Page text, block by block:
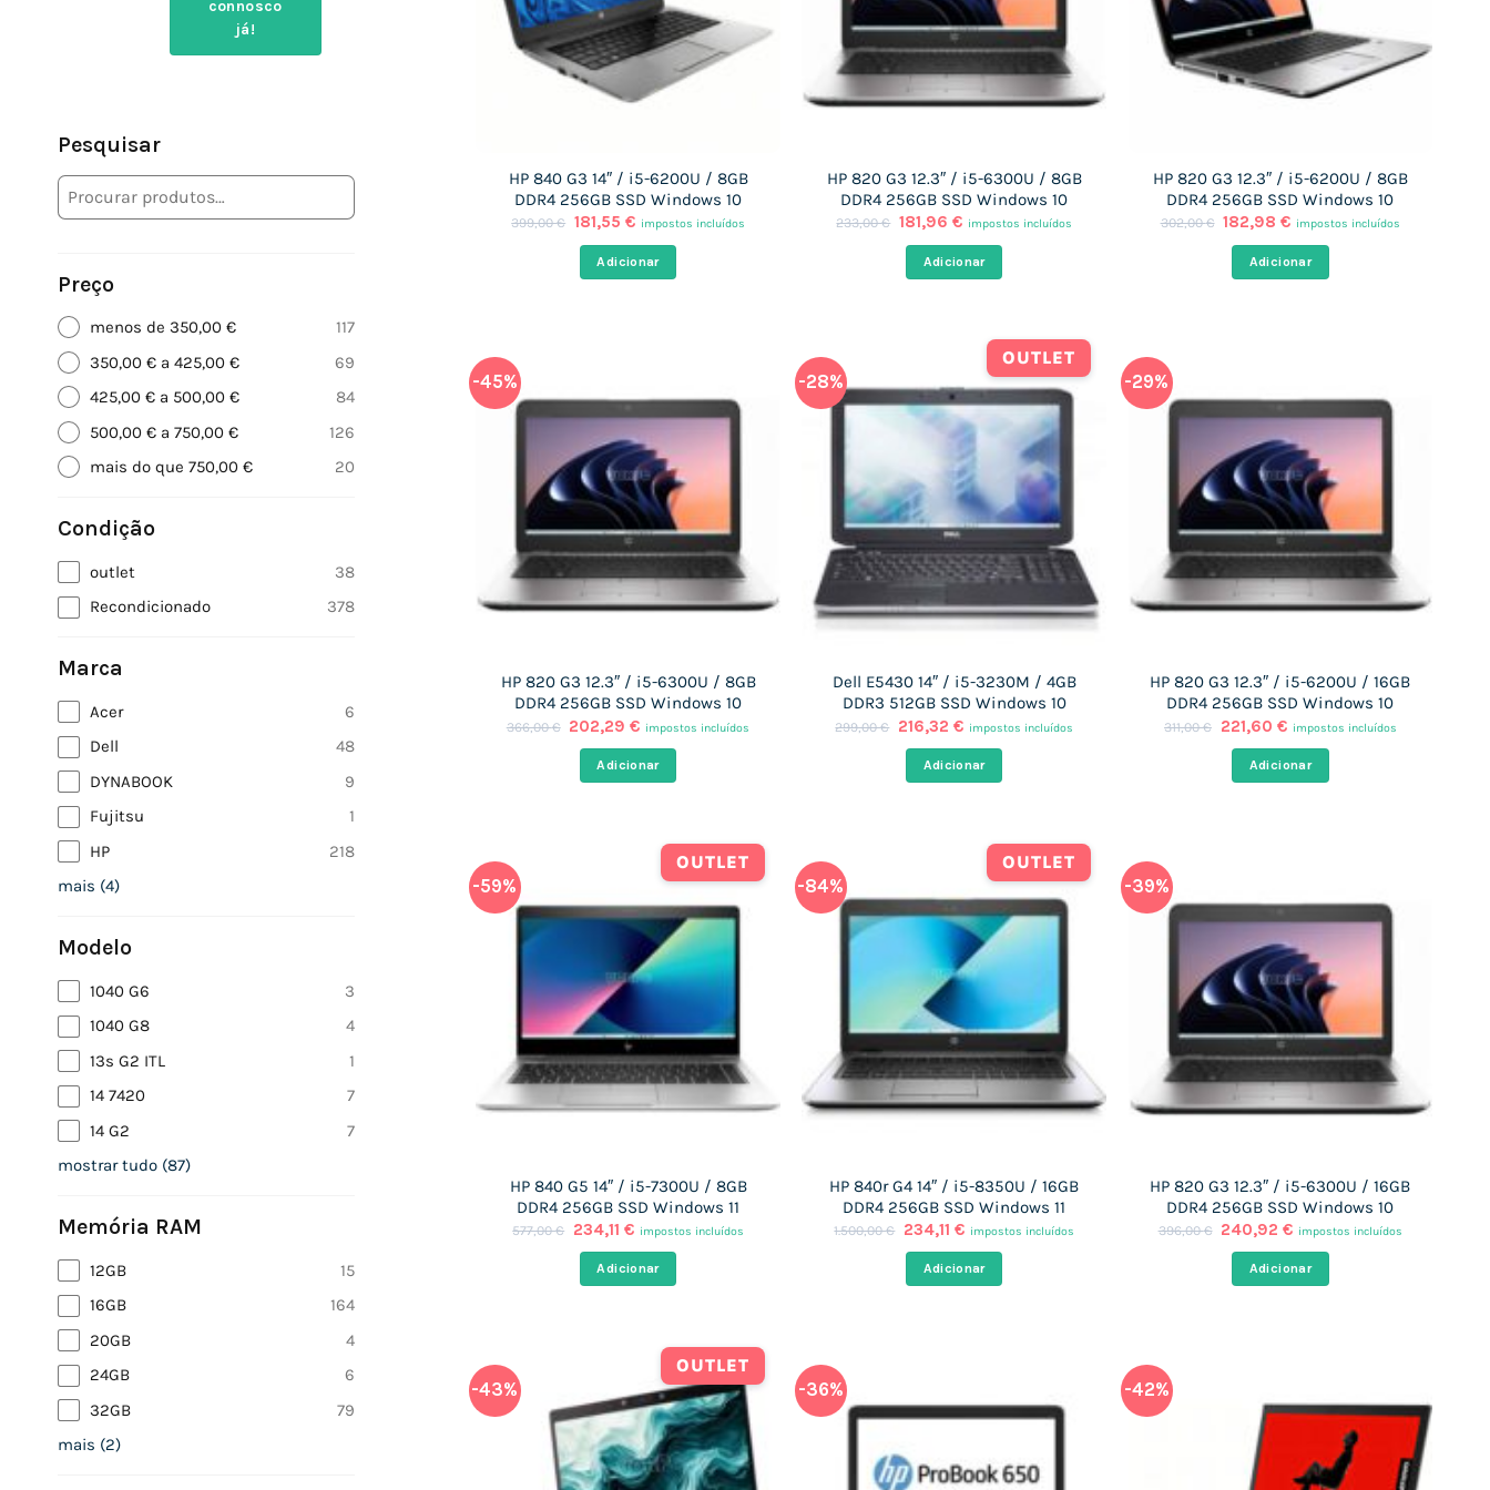
connosco
já!
Pesquisar
Preço
menos de 350,00 €
117
350,00 € a 425,00 €
69
425,00 € a 500,00 €
84
500,00 € a 750,00 €
126
mais do que 750,00 €
20
Condição
outlet
38
Recondicionado
378
Marca
Acer
6
Dell
48
DYNABOOK
9
Fujitsu
1
HP
218
mais (4)
Modelo
1040 G6
3
1040 G8
4
13s G2 ITL
1
14 7420
7
14 G2
7
mostrar tudo (87)
Memória RAM
12GB
15
16GB
164
20GB
4
24GB
6
32GB
79
mais (2)
HP 840 G3 14″ / i5-6200U / 8GB
DDR4 256GB SSD Windows 10
399,00€ O
original
era:
181,55 €O
atual
é:
impostos incluídos
Adicionar
HP 820 G3 12.3″ / i5-6300U / 8GB
DDR4 256GB SSD Windows 10
233,00€ O
original
era:
181,96€ O
atual
é:
impostos incluídos
Adicionar
HP 820 G3 12.3″ / i5-6200U / 8GB
DDR4 256GB SSD Windows 10
302,00€ O
original
era:
182,98€ O
atual
é:
impostos incluídos
Adicionar
-45%
HP 820 G3 12.3″ / i5-6300U / 8GB
DDR4 256GB SSD Windows 10
366,00€ O
original
era:
202,29€ O
preço
atual
é:
impostos incluídos
Adicionar
-28%
OUTLET
Dell E5430 14″ / i5-3230M / 4GB
DDR3 512GB SSD Windows 10
299,00€
O
original
era:
216,32€ O
preço
atual
é:
impostos incluídos
Adicionar
-29%
HP 820 G3 12.3″ / i5-6200U / 16GB
DDR4 256GB SSD Windows 10
311,00€
O
original
era:
221,60 €O
preço
atual
é:
impostos incluídos
Adicionar
-59%
OUTLET
HP 840 G5 14″ / i5-7300U / 8GB
DDR4 256GB SSD Windows 11
577,00€
O
original
era:
234,11 €O
atual
é:
impostos incluídos
Adicionar
-84%
OUTLET
HP 840r G4 14″ / i5-8350U / 16GB
DDR4 256GB SSD Windows 11
1.500,00€
O
original
era:
234,11€ O
atual
é:
impostos incluídos
Adicionar
-39%
HP 820 G3 12.3″ / i5-6300U / 16GB
DDR4 256GB SSD Windows 10
396,00€
O
original
era:
240,92€ O
atual
é:
impostos incluídos
Adicionar
-43%
OUTLET
-36% -42%